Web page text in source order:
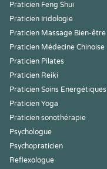
Praticien Feng Shui
Praticien Iridologie
Praticien Massage Bien-être
Praticien Médecine Chinoise
Praticien Pilates
Praticien Reiki
Praticien Soins Energétiques
Praticien Yoga
Praticien sonothérapie
Psychologue
Psychopraticien
Reflexologue